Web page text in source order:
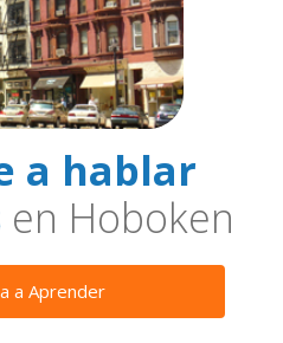
a hablar
en Hoboken
a Aprender